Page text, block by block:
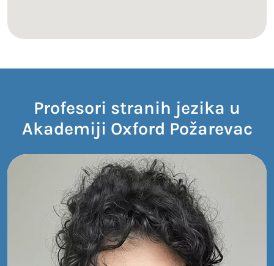
Profesori stranih jezika u
Akademiji Oxford Požarevac